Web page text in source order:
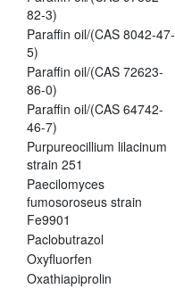
82-3)
Paraffin oil/(CAS 8042-47-
5)
Paraffin oil/(CAS 72623-
86-0)
Paraffin oil/(CAS 64742-
46-7)
Purpureocillium lilacinum
strain 251
Paecilomyces
fumosoroseus strain
Fe9901
Paclobutrazol
Oxyfluorfen
Oxathiapiprolin